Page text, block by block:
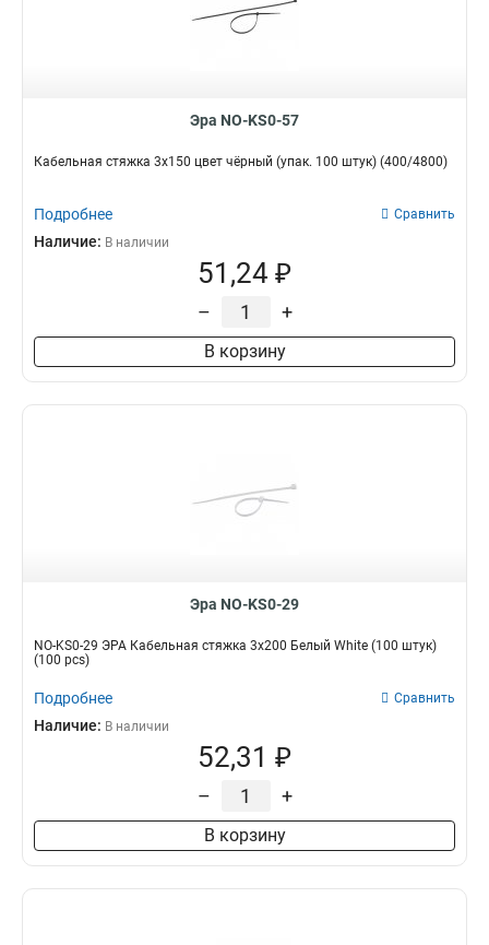
Эра NO-KS0-57
Кабельная стяжка 3х150 цвет чёрный (упак. 100 штук) (400/4800)
Подробнее Сравнить
Наличие: В наличии
51,24 ₽
– +
В корзину
Эра NO-KS0-29
NO-KS0-29 ЭРА Кабельная стяжка 3x200 Белый White (100 штук)
(100 pcs)
Подробнее Сравнить
Наличие: В наличии
52,31 ₽
– +
В корзину